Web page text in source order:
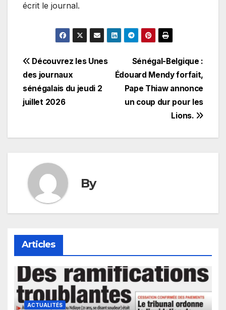
écrit le journal.
Navigation
de
l’article
Sénégal-Belgique :
Édouard Mendy forfait,
Pape Thiaw annonce
un coup dur pour les
Lions.
Découvrez les Unes
des journaux
sénégalais du jeudi 2
juillet 2026
By
Articles
ACTUALITÉS